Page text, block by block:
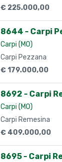
€ 225.000,00
8644 - Carpi
Carpi (MO)
Carpi Pezzana
€ 179.000,00
8692 - Carpi
Carpi (MO)
Carpi Remesina
€ 409.000,00
8695 - Carpi